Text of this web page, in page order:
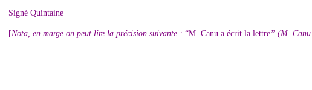
Signé Quintaine
[Nota, en marge on peut lire la précision suivante : “M. Canu a écrit la lettre” (M.